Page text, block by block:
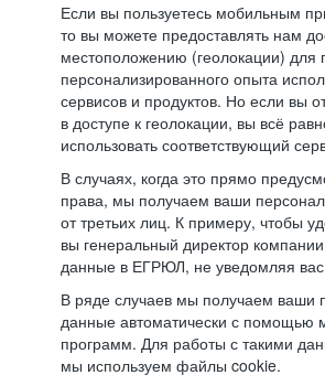
Если вы пользуетесь мобильным
то вы можете предоставлять нам
местоположению (геолокации) для
персонализированного опыта
сервисов и продуктов. Но если вы
в доступе к геолокации, вы всё
использовать соответствующий
В случаях, когда это прямо
права, мы получаем ваши
от третьих лиц. К примеру, чтобы
вы генеральный директор
данные в ЕГРЮЛ, не уведомляя
В ряде случаев мы получаем ваши
данные автоматически с помощью
программ. Для работы с такими
мы используем файлы cookie.